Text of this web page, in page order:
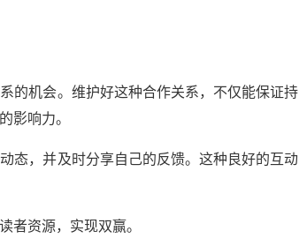
的机会。维护好这种合作关系，不仅能保证持
影响力。
态，并及时分享自己的反馈。这种良好的互动
者资源，实现双赢。